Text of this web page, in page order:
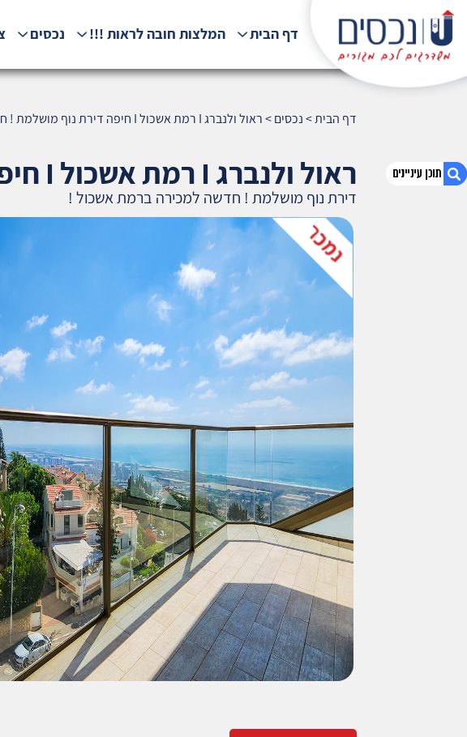
1. ראול ולנברג I רמת אשכול I חיפה דירת נוף
מושלמת ! חדשה למכירה ברמת אשכול !
דף הבית המלצות חובה לראות !!! נכסים
דף הבית>נכסים>ראול ולנברג I רמת אשכול I חיפה דירת נוף מושלמת ! חדשה למכירה ברמת אשכול !
ראול ולנברג I רמת אשכול I חיפה
דירת נוף מושלמת ! חדשה למכירה ברמת אשכול !